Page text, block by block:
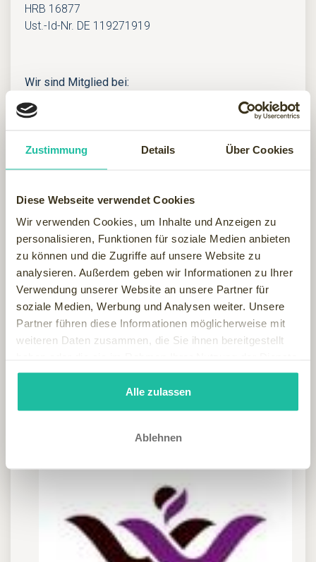
Zustimmung Details Über Cookies
Diese Webseite verwendet Cookies
Wir verwenden Cookies, um Inhalte und Anzeigen zu
personalisieren, Funktionen für soziale Medien anbieten
zu können und die Zugriffe auf unsere Website zu
analysieren. Außerdem geben wir Informationen zu Ihrer
Verwendung unserer Website an unsere Partner für
soziale Medien, Werbung und Analysen weiter. Unsere
Partner führen diese Informationen möglicherweise mit
weiteren Daten zusammen, die Sie ihnen bereitgestellt
gesammelt haben.
Alle zulassen
Ablehnen
HRB 16877
Ust.-Id-Nr. DE 119271919
Wir sind Mitglied bei: